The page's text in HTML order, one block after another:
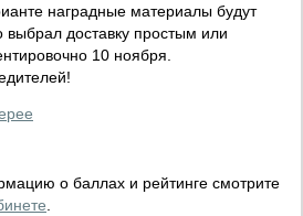
наградные материалы будут
выбрал доставку простым или
10 ноября.
о баллах и рейтинге смотрите
.